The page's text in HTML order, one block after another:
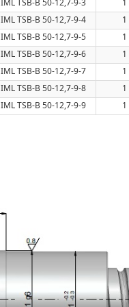
IML TSB-B 50-12,7-9-4 1
IML TSB-B 50-12,7-9-5 1
IML TSB-B 50-12,7-9-6 1
IML TSB-B 50-12,7-9-7 1
IML TSB-B 50-12,7-9-8 1
IML TSB-B 50-12,7-9-9 1